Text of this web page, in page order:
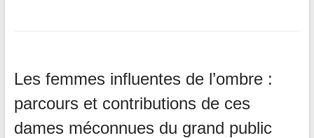
Les femmes influentes de l’ombre :
parcours et contributions de ces
dames méconnues du grand public